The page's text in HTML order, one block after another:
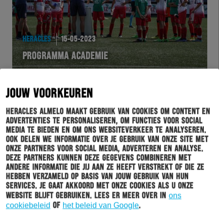
JOUW VOORKEUREN
Heracles Almelo maakt gebruik van cookies om content en
advertenties te personaliseren, om functies voor social
media te bieden en om ons websiteverkeer te analyseren.
Ook delen we informatie over je gebruik van onze site met
onze partners voor social media, adverteren en analyse.
Deze partners kunnen deze gegevens combineren met
andere informatie die jij aan ze heeft verstrekt of die ze
hebben verzameld op basis van jouw gebruik van hun
services. Je gaat akkoord met onze cookies als u onze
website blijft gebruiken. Lees er meer over in ons
cookiebeleid of het beleid van Google.
HERACLES 15-05-2023
PROGRAMMA ACADEMIE
HERACLES 08-05-2023